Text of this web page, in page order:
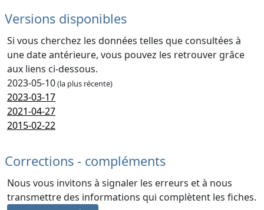
Versions disponibles
Si vous cherchez les données telles que consultées à
une date antérieure, vous pouvez les retrouver grâce
aux liens ci-dessous.
2023-05-10(la plus récente)
2023-03-17
2021-04-27
2015-02-22
Corrections - compléments
Nous vous invitons à signaler les erreurs et à nous
transmettre des informations qui complètent les fiches.